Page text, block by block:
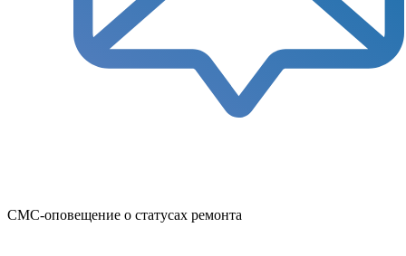
СМС-оповещение о статусах ремонта